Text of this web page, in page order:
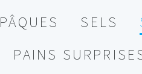
PÂQUES SELS
PAINS